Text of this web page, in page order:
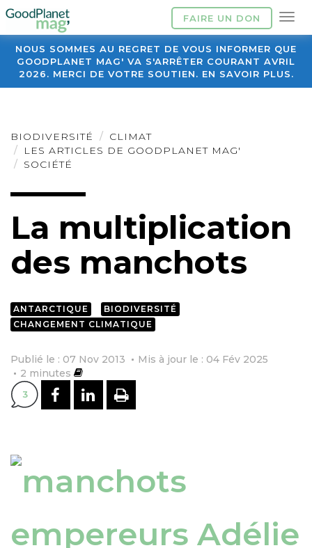
FAIRE UN DON
NOUS SOMMES AU REGRET DE VOUS INFORMER QUE
GOODPLANET MAG' VA S'ARRÊTER COURANT AVRIL
2026. MERCI DE VOTRE SOUTIEN. EN SAVOIR PLUS.
BIODIVERSITÉ
CLIMAT
LES ARTICLES DE GOODPLANET MAG'
SOCIÉTÉ
La multiplication
des manchots
ANTARCTIQUE
BIODIVERSITÉ
CHANGEMENT CLIMATIQUE
Publié le : 07 Nov 2013
Mis à jour le : 04 Fév 2025
2 minutes
3 PARTAGER SUR FACEBOOK
PARTAGER SUR
IMPRIMER